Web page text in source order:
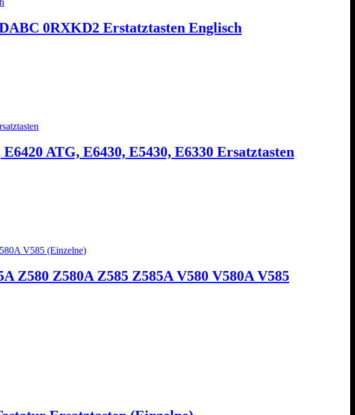
0RXKD2 Erstatztasten Englisch
ATG, E6430, E5430, E6330 Ersatztasten
Z580 Z580A Z585 Z585A V580 V580A V585